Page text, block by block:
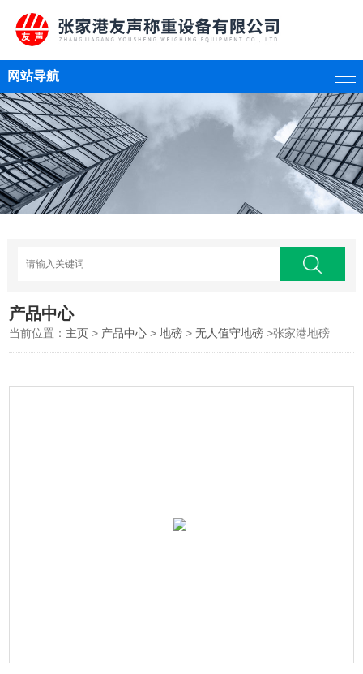
网站导航
产品中心
当前位置： 主页 > 产品中心 >地磅 >无人值守地磅 >张家港地磅